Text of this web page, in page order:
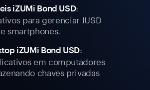
iZUMi Bond USD:
para gerenciar IUSD
smartphones.
iZUMi Bond USD:
em computadores
chaves privadas